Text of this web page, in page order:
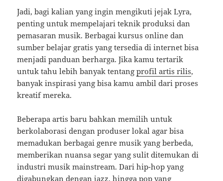
Jadi, bagi kalian yang ingin mengikuti jejak Lyra,
penting untuk mempelajari teknik produksi dan
pemasaran musik. Berbagai kursus online dan
sumber belajar gratis yang tersedia di internet bisa
menjadi panduan berharga. Jika kamu tertarik
untuk tahu lebih banyak tentangprofil artis rilis,
banyak inspirasi yang bisa kamu ambil dari proses
kreatif mereka.
Beberapa artis baru bahkan memilih untuk
berkolaborasi dengan produser lokal agar bisa
memadukan berbagai genre musik yang berbeda,
memberikan nuansa segar yang sulit ditemukan di
industri musik mainstream. Dari hip-hop yang
digabungkan dengan jazz, hingga pop yang